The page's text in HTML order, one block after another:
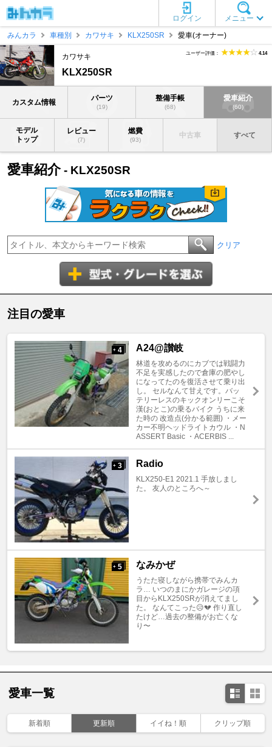
メニュー
ログイン
みんカラ
車種別 カワサキ KLX250SR 愛車(オーナー)
カワサキ
KLX250SR
ユーザー評価： 4.14
カスタム情報 パーツ
(19)
整備手帳
(68)
愛車紹介
(60)
モデル
トップ
レビュー
(7)
燃費
(93)
中古車 すべて
愛車紹介- KLX250SR
クリア
注目の愛車
+ 4 A24@讃岐
林道を攻めるのにカブでは戦闘力
不足を実感したので倉庫の肥やし
になってたのを復活させて乗り出
し。 セルなんて甘えです。バッ
テリーレスのキックオンリーこそ
漢(おとこ)の乗るバイク うちに来
た時の 改造点(分かる範囲) ・メー
カー不明ヘッドライトカウル ・N
ASSERT Basic ・ACERBIS ...
+ 3 Radio
KLX250-E1 2021.1 手放しまし
た。 友人のところへ～
+ 5 なみかぜ
うたた寝しながら携帯でみんカ
ラ… いつのまにかガレージの項
目からKLX250SRが消えてまし
た。 なんてこった😥💔 作り直し
たけど…過去の整備がお亡くな
り〜
愛車一覧
新着順 更新順 イイね！順 クリップ順